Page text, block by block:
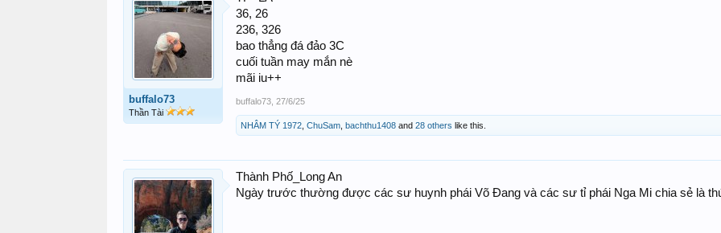
buffalo73
Thần Tài
36, 26
236, 326
bao thẳng đá đảo 3C
cuối tuần may mắn nè
mãi iu++
buffalo73 27/6/25
NHÂM TÝ 1972 ChuSam bachthu1408 and 28 others like this.
Thành Phố_Long An
Ngày trước thường được các sư huynh phái Võ Đang và các sư tỉ phái Nga Mi chia sẻ là